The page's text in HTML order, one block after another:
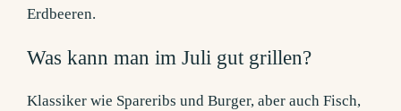
Erdbeeren.
Was kann man im Juli gut grillen?
Klassiker wie Spareribs und Burger, aber auch Fisch,